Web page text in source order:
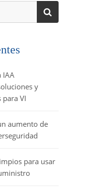
IAA
y
VI
aumento de
para usar